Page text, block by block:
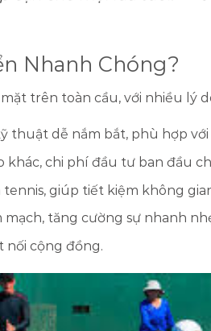
Nhanh Chóng?
trên toàn cầu, với nhiều lý
thuật dễ nắm bắt, phù hợp với
khác, chi phí đầu tư ban đầu
tennis, giúp tiết kiệm không
tăng cường sự nhanh
nối cộng đồng.